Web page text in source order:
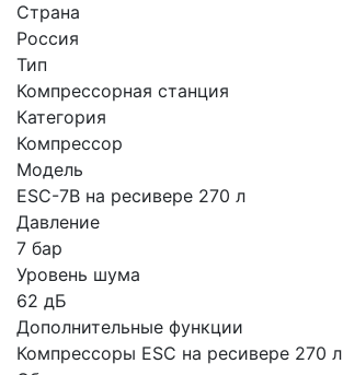
Страна
Россия
Тип
Компрессорная станция
Категория
Компрессор
Модель
ESC-7B на ресивере 270 л
Давление
7 бар
Уровень шума
62 дБ
Дополнительные функции
Компрессоры ESC на ресивере 270 л